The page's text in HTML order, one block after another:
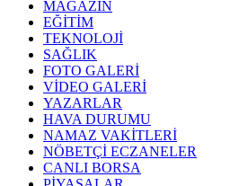
MAGAZİN
EĞİTİM
TEKNOLOJİ
SAĞLIK
FOTO GALERİ
VİDEO GALERİ
YAZARLAR
HAVA DURUMU
NAMAZ VAKİTLERİ
NÖBETÇİ ECZANELER
CANLI BORSA